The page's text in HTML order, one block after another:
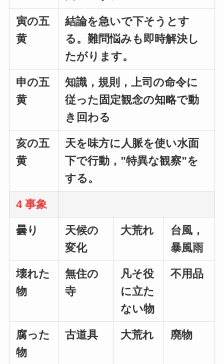
寅の五
黄
結論を急いで下そうとす
る。難問悩みも即時解決し
たがります。
申の五
黄
知識，規則，上司の命令に
従った固定観念の知略で動
き回わる
亥の五
黄
天を味方に人脈を使い水面
下で行動，”特異な観察”を
する。
4 事象
曇り
天候の
変化
大荒れ
台風，
暴風雨
壊れた
物
無住の
寺
凡そ役
に立た
ない物
不用品
腐った
物
古道具 大荒れ 廃物